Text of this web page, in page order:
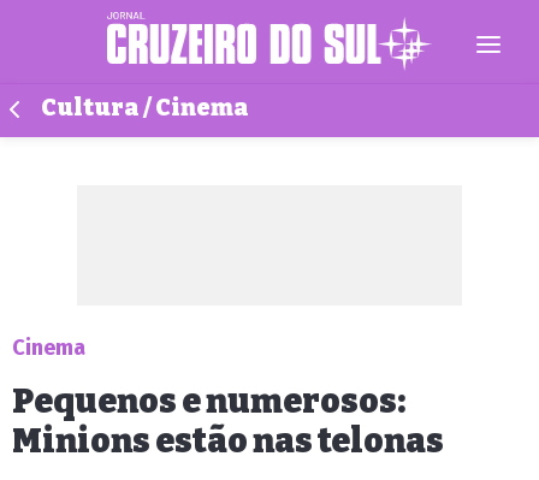
Cultura / Cinema
Cinema
Pequenos e numerosos:
Minions estão nas telonas